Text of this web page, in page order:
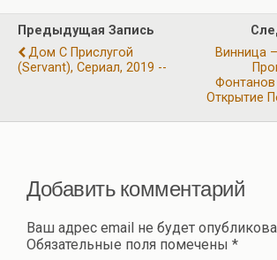
o
o
k
a
m
A
p
p
р
а
в
Предыдущая Запись
Дом С Прислугой
(Servant), Сериал, 2019 --
Винница
Фонтанов
Открытие
Добавить комментарий
Ваш адрес email не будет
Обязательные поля помечены *